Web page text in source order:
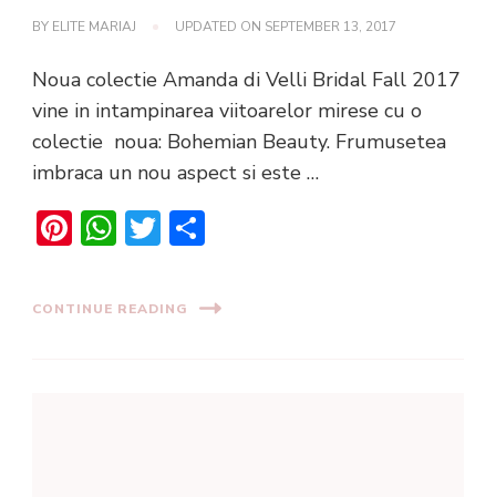
BY ELITE MARIAJ UPDATED ON SEPTEMBER 13, 2017
Noua colectie Amanda di Velli Bridal Fall 2017
vine in intampinarea viitoarelor mirese cu o
colectie noua: Bohemian Beauty. Frumusetea
imbraca un nou aspect si este …
Pinterest
WhatsApp
Twitter
CONTINUE READING